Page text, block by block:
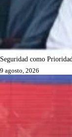
Seguridad como Prioridad
9 agosto, 2026